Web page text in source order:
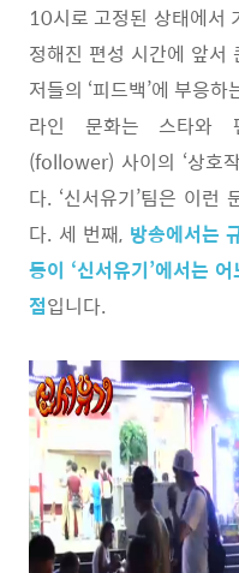
10시로 고정된 상태에서
정해진 편성 시간에 앞서
저들의 ‘피드백’에 부응
라인 문화는 스타와
(follower) 사이의 ‘상호
다. ‘신서유기’팀은 이런
다. 세 번째, 방송에서는
등이 ‘신서유기’에서는
점입니다.